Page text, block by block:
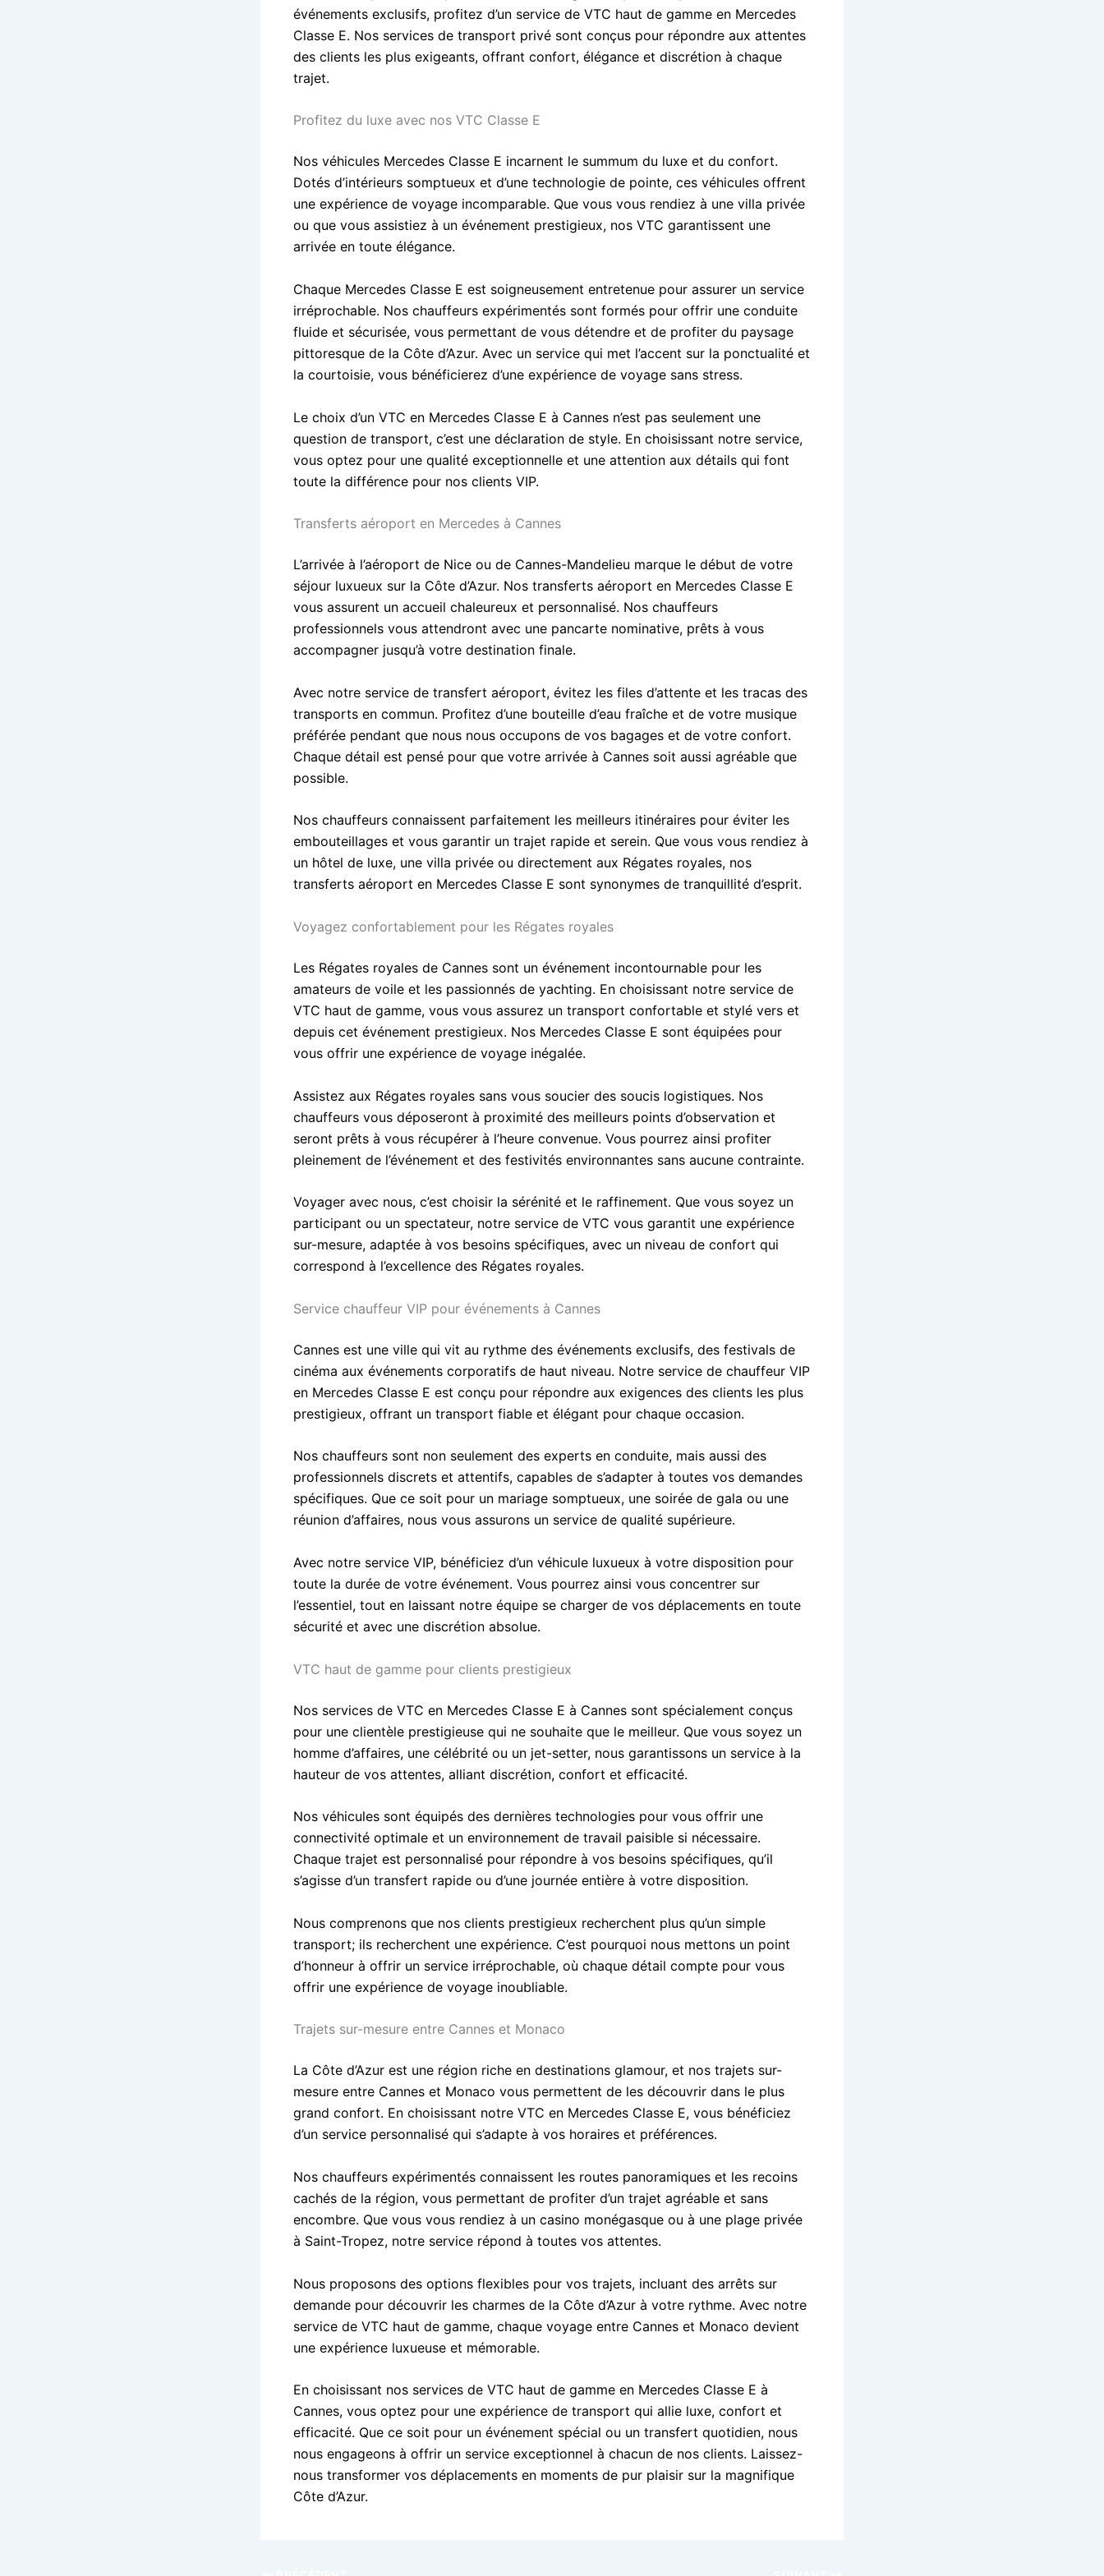
événements exclusifs, profitez d’un service de VTC haut de gamme en Mercedes
Classe E. Nos services de transport privé sont conçus pour répondre aux attentes
des clients les plus exigeants, offrant confort, élégance et discrétion à chaque
trajet.
Profitez du luxe avec nos VTC Classe E
Nos véhicules Mercedes Classe E incarnent le summum du luxe et du confort.
Dotés d’intérieurs somptueux et d’une technologie de pointe, ces véhicules offrent
une expérience de voyage incomparable. Que vous vous rendiez à une villa privée
ou que vous assistiez à un événement prestigieux, nos VTC garantissent une
arrivée en toute élégance.
Chaque Mercedes Classe E est soigneusement entretenue pour assurer un service
irréprochable. Nos chauffeurs expérimentés sont formés pour offrir une conduite
fluide et sécurisée, vous permettant de vous détendre et de profiter du paysage
pittoresque de la Côte d’Azur. Avec un service qui met l’accent sur la ponctualité et
la courtoisie, vous bénéficierez d’une expérience de voyage sans stress.
Le choix d’un VTC en Mercedes Classe E à Cannes n’est pas seulement une
question de transport, c’est une déclaration de style. En choisissant notre service,
vous optez pour une qualité exceptionnelle et une attention aux détails qui font
toute la différence pour nos clients VIP.
Transferts aéroport en Mercedes à Cannes
L’arrivée à l’aéroport de Nice ou de Cannes-Mandelieu marque le début de votre
séjour luxueux sur la Côte d’Azur. Nos transferts aéroport en Mercedes Classe E
vous assurent un accueil chaleureux et personnalisé. Nos chauffeurs
professionnels vous attendront avec une pancarte nominative, prêts à vous
accompagner jusqu’à votre destination finale.
Avec notre service de transfert aéroport, évitez les files d’attente et les tracas des
transports en commun. Profitez d’une bouteille d’eau fraîche et de votre musique
préférée pendant que nous nous occupons de vos bagages et de votre confort.
Chaque détail est pensé pour que votre arrivée à Cannes soit aussi agréable que
possible.
Nos chauffeurs connaissent parfaitement les meilleurs itinéraires pour éviter les
embouteillages et vous garantir un trajet rapide et serein. Que vous vous rendiez à
un hôtel de luxe, une villa privée ou directement aux Régates royales, nos
transferts aéroport en Mercedes Classe E sont synonymes de tranquillité d’esprit.
Voyagez confortablement pour les Régates royales
Les Régates royales de Cannes sont un événement incontournable pour les
amateurs de voile et les passionnés de yachting. En choisissant notre service de
VTC haut de gamme, vous vous assurez un transport confortable et stylé vers et
depuis cet événement prestigieux. Nos Mercedes Classe E sont équipées pour
vous offrir une expérience de voyage inégalée.
Assistez aux Régates royales sans vous soucier des soucis logistiques. Nos
chauffeurs vous déposeront à proximité des meilleurs points d’observation et
seront prêts à vous récupérer à l’heure convenue. Vous pourrez ainsi profiter
pleinement de l’événement et des festivités environnantes sans aucune contrainte.
Voyager avec nous, c’est choisir la sérénité et le raffinement. Que vous soyez un
participant ou un spectateur, notre service de VTC vous garantit une expérience
sur-mesure, adaptée à vos besoins spécifiques, avec un niveau de confort qui
correspond à l’excellence des Régates royales.
Service chauffeur VIP pour événements à Cannes
Cannes est une ville qui vit au rythme des événements exclusifs, des festivals de
cinéma aux événements corporatifs de haut niveau. Notre service de chauffeur VIP
en Mercedes Classe E est conçu pour répondre aux exigences des clients les plus
prestigieux, offrant un transport fiable et élégant pour chaque occasion.
Nos chauffeurs sont non seulement des experts en conduite, mais aussi des
professionnels discrets et attentifs, capables de s’adapter à toutes vos demandes
spécifiques. Que ce soit pour un mariage somptueux, une soirée de gala ou une
réunion d’affaires, nous vous assurons un service de qualité supérieure.
Avec notre service VIP, bénéficiez d’un véhicule luxueux à votre disposition pour
toute la durée de votre événement. Vous pourrez ainsi vous concentrer sur
l’essentiel, tout en laissant notre équipe se charger de vos déplacements en toute
sécurité et avec une discrétion absolue.
VTC haut de gamme pour clients prestigieux
Nos services de VTC en Mercedes Classe E à Cannes sont spécialement conçus
pour une clientèle prestigieuse qui ne souhaite que le meilleur. Que vous soyez un
homme d’affaires, une célébrité ou un jet-setter, nous garantissons un service à la
hauteur de vos attentes, alliant discrétion, confort et efficacité.
Nos véhicules sont équipés des dernières technologies pour vous offrir une
connectivité optimale et un environnement de travail paisible si nécessaire.
Chaque trajet est personnalisé pour répondre à vos besoins spécifiques, qu’il
s’agisse d’un transfert rapide ou d’une journée entière à votre disposition.
Nous comprenons que nos clients prestigieux recherchent plus qu’un simple
transport; ils recherchent une expérience. C’est pourquoi nous mettons un point
d’honneur à offrir un service irréprochable, où chaque détail compte pour vous
offrir une expérience de voyage inoubliable.
Trajets sur-mesure entre Cannes et Monaco
La Côte d’Azur est une région riche en destinations glamour, et nos trajets sur-
mesure entre Cannes et Monaco vous permettent de les découvrir dans le plus
grand confort. En choisissant notre VTC en Mercedes Classe E, vous bénéficiez
d’un service personnalisé qui s’adapte à vos horaires et préférences.
Nos chauffeurs expérimentés connaissent les routes panoramiques et les recoins
cachés de la région, vous permettant de profiter d’un trajet agréable et sans
encombre. Que vous vous rendiez à un casino monégasque ou à une plage privée
à Saint-Tropez, notre service répond à toutes vos attentes.
Nous proposons des options flexibles pour vos trajets, incluant des arrêts sur
demande pour découvrir les charmes de la Côte d’Azur à votre rythme. Avec notre
service de VTC haut de gamme, chaque voyage entre Cannes et Monaco devient
une expérience luxueuse et mémorable.
En choisissant nos services de VTC haut de gamme en Mercedes Classe E à
Cannes, vous optez pour une expérience de transport qui allie luxe, confort et
efficacité. Que ce soit pour un événement spécial ou un transfert quotidien, nous
nous engageons à offrir un service exceptionnel à chacun de nos clients. Laissez-
nous transformer vos déplacements en moments de pur plaisir sur la magnifique
Côte d’Azur.